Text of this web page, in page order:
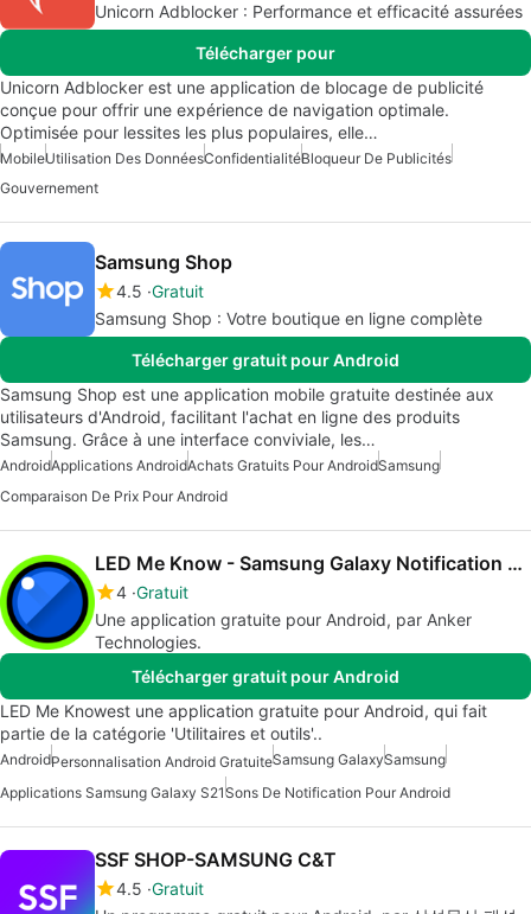
Unicorn Adblocker : Performance et efficacité assurées
Télécharger pour
Unicorn Adblocker est une application de blocage de publicité
conçue pour offrir une expérience de navigation optimale.
Optimisée pour lessites les plus populaires, elle…
MobileUtilisation Des DonnéesConfidentialitéBloqueur De Publicités
Gouvernement
Samsung Shop
4.5 Gratuit
Samsung Shop : Votre boutique en ligne complète
Télécharger gratuit pour Android
Samsung Shop est une application mobile gratuite destinée aux
utilisateurs d'Android, facilitant l'achat en ligne des produits
Samsung. Grâce à une interface conviviale, les…
AndroidApplications AndroidAchats Gratuits Pour AndroidSamsung
Comparaison De Prix Pour Android
LED Me Know - Samsung Galaxy Notification LED
4 Gratuit
Une application gratuite pour Android, par Anker
Technologies.
Télécharger gratuit pour Android
LED Me Knowest une application gratuite pour Android, qui fait
partie de la catégorie 'Utilitaires et outils'..
AndroidPersonnalisation Android GratuiteSamsung GalaxySamsung
Applications Samsung Galaxy S21Sons De Notification Pour Android
SSF SHOP-SAMSUNG C&T
4.5 Gratuit